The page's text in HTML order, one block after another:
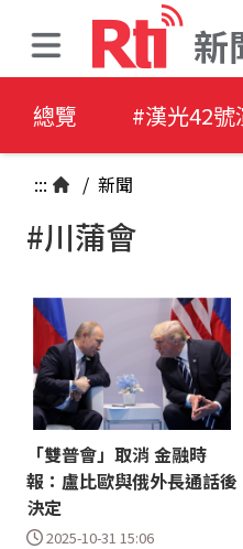
新
總覽 #漢光42號
::: / 新聞
#川蒲會
「雙普會」取消 金融時
報：盧比歐與俄外長通話後
決定
2025-10-31 15:06